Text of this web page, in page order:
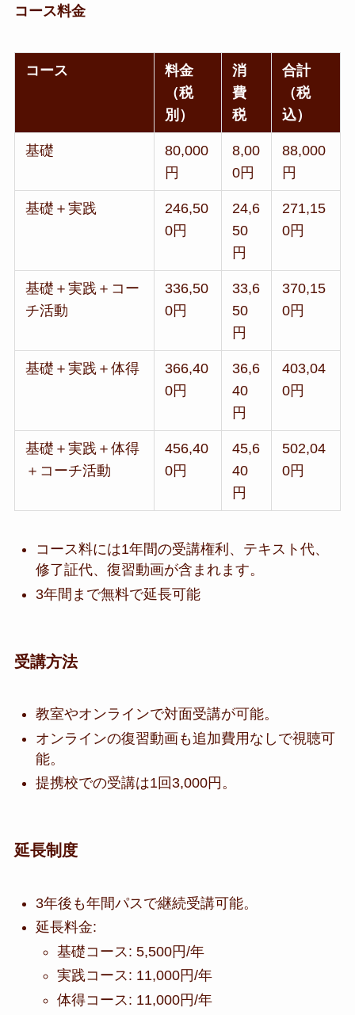
コース料金
コース
料金
（税
別）
消
費
税
合計
（税
込）
基礎
80,000
円
8,00
0円
88,000
円
基礎＋実践
246,50
0円
24,6
50
円
271,15
0円
基礎＋実践＋コー
チ活動
336,50
0円
33,6
50
円
370,15
0円
基礎＋実践＋体得
366,40
0円
36,6
40
円
403,04
0円
基礎＋実践＋体得
＋コーチ活動
456,40
0円
45,6
40
円
502,04
0円
コース料には1年間の受講権利、テキスト代、
修了証代、復習動画が含まれます。
3年間まで無料で延長可能
受講方法
教室やオンラインで対面受講が可能。
オンラインの復習動画も追加費用なしで視聴可
能。
提携校での受講は1回3,000円。
延長制度
3年後も年間パスで継続受講可能。
延長料金:
基礎コース: 5,500円/年
実践コース: 11,000円/年
体得コース: 11,000円/年